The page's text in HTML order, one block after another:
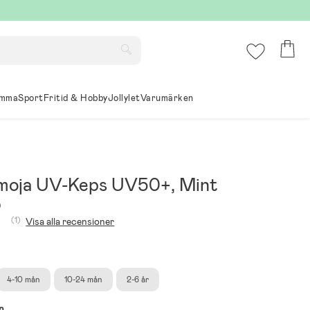
SportFritid & HobbyJollyletVarumärken
UV-Keps UV50+, Mint
(1) Visa alla recensioner
4-10 mån 10-24 mån 2-6 år